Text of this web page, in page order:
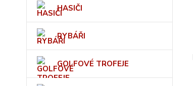
HASIČI
RYBÁŘI
GOLFOVÉ TROFEJE